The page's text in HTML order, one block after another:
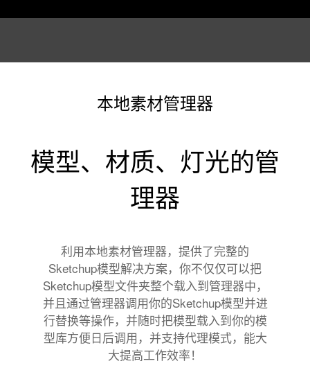
本地素材管理器
模型、材质、灯光的管
理器
利用本地素材管理器，提供了完整的
Sketchup模型解决方案，你不仅仅可以把
Sketchup模型文件夹整个载入到管理器中，
并且通过管理器调用你的Sketchup模型并进
行替换等操作，并随时把模型载入到你的模
型库方便日后调用，并支持代理模式，能大
大提高工作效率！